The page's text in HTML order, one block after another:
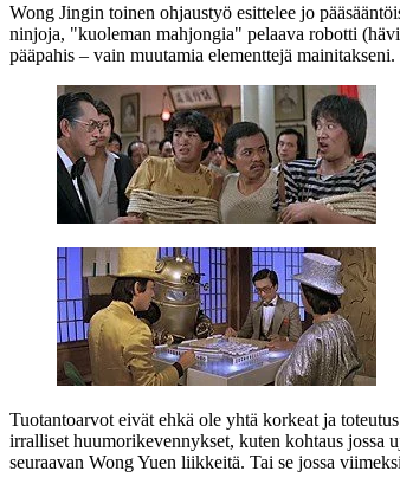
Wong Jingin toinen ohjaustyö esittelee jo
ninjoja, "kuoleman mahjongia" pelaava robotti
pääpahis – vain muutamia elementtejä mainitakseni.
Tuotantoarvot eivät ehkä ole yhtä korkeat ja
irralliset huumorikevennykset, kuten kohtaus jossa
seuraavan Wong Yuen liikkeitä. Tai se jossa